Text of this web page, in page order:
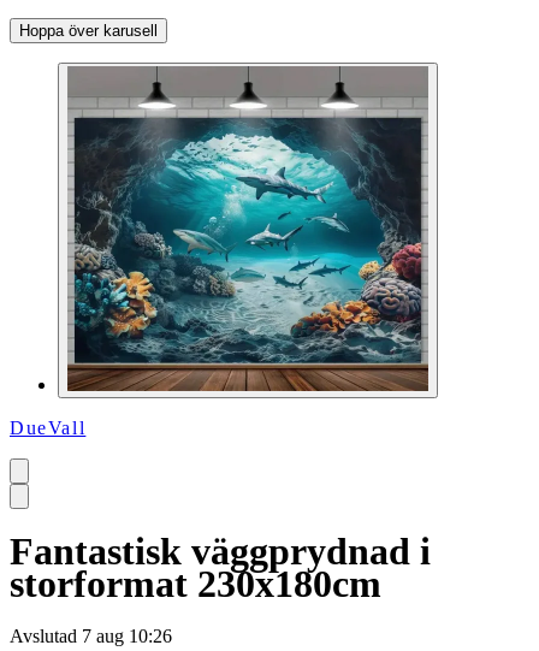
Hoppa över karusell
DueVall
Fantastisk väggprydnad i
storformat 230x180cm
Avslutad 7 aug 10:26